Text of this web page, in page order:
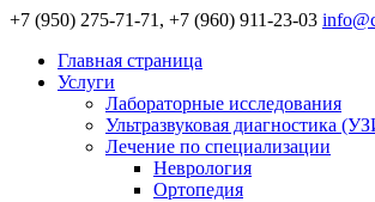
+7 (950) 275-71-71, +7 (960) 911-23-03
Главная страница
Услуги
Лабораторные исследования
Ультразвуковая диагностика
Лечение по специализации
Неврология
Ортопедия